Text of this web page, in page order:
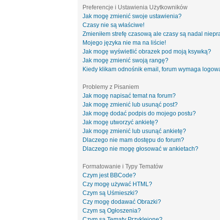
Preferencje i Ustawienia Użytkowników
Jak mogę zmienić swoje ustawienia?
Czasy nie są właściwe!
Zmieniłem strefę czasową ale czasy są nadal
Mojego języka nie ma na liście!
Jak mogę wyświetlić obrazek pod moją ksywką?
Jak mogę zmienić swoją rangę?
Kiedy klikam odnośnik email, forum wymaga
Problemy z Pisaniem
Jak mogę napisać temat na forum?
Jak mogę zmienić lub usunąć post?
Jak mogę dodać podpis do mojego postu?
Jak mogę utworzyć ankietę?
Jak mogę zmienić lub usunąć ankietę?
Dlaczego nie mam dostępu do forum?
Dlaczego nie mogę głosować w ankietach?
Formatowanie i Typy Tematów
Czym jest BBCode?
Czy mogę używać HTML?
Czym są Uśmieszki?
Czy mogę dodawać Obrazki?
Czym są Ogłoszenia?